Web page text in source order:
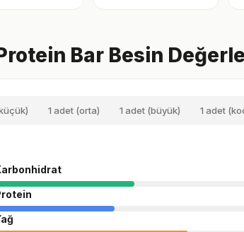
Bar Besin
1 adet (orta) 1 adet (büyük) 1 adet